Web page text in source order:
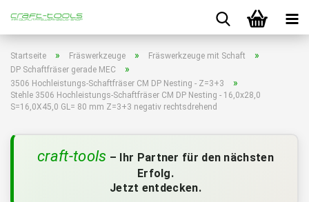
Startseite » Fräswerkzeuge » Fräswerkzeuge mit Schaft »
DP Schaftfräser gerade MEC »
3506 Hochleistungs-Schaftfräser CM DP Nesting - Z=3+3 »
Stehle 3506 Hochleistungs-Schaftfräser CM DP Nesting - 16,0x28,0
S=16,0X45,0 GL= 80 mm Z=3+3 negativ rechtsdrehend
craft-tools – Ihr Partner für den nächsten
Erfolg.
Jetzt entdecken.